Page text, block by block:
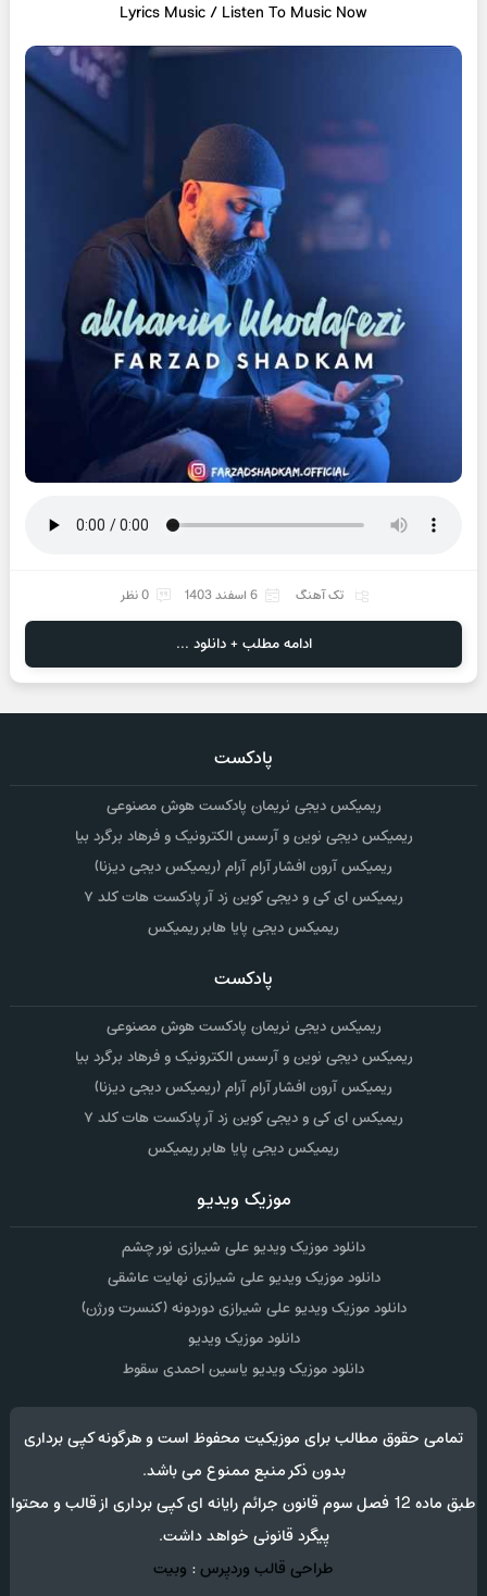
Lyrics Music / Listen To Music Now
تک آهنگ 6 اسفند 1403 0 نظر
ادامه مطلب + دانلود ...
پادکست
ریمیکس دیجی نریمان پادکست هوش مصنوعی
ریمیکس دیجی نوین و آرسس الکترونیک و فرهاد برگرد بیا
ریمیکس آرون افشار آرام آرام (ریمیکس دیجی دیزنا)
ریمیکس ای کی و دیجی کوین زد آر پادکست هات کلد ۷
ریمیکس دیجی پایا هابر ریمیکس
پادکست
ریمیکس دیجی نریمان پادکست هوش مصنوعی
ریمیکس دیجی نوین و آرسس الکترونیک و فرهاد برگرد بیا
ریمیکس آرون افشار آرام آرام (ریمیکس دیجی دیزنا)
ریمیکس ای کی و دیجی کوین زد آر پادکست هات کلد ۷
ریمیکس دیجی پایا هابر ریمیکس
موزیک ویدیو
دانلود موزیک ویدیو علی شیرازی نور چشم
دانلود موزیک ویدیو علی شیرازی نهایت عاشقی
دانلود موزیک ویدیو علی شیرازی دوردونه (کنسرت ورژن)
دانلود موزیک ویدیو
دانلود موزیک ویدیو یاسین احمدی سقوط
تمامی حقوق مطالب برای موزیکیت محفوظ است و هرگونه کپی برداری
بدون ذکر منبع ممنوع می باشد.
طبق ماده 12 فصل سوم قانون جرائم رایانه ای کپی برداری از قالب و محتوا
پیگرد قانونی خواهد داشت.
طراحی قالب وردپرس: وبیت